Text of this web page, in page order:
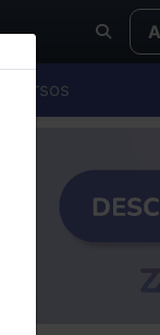
Cursos